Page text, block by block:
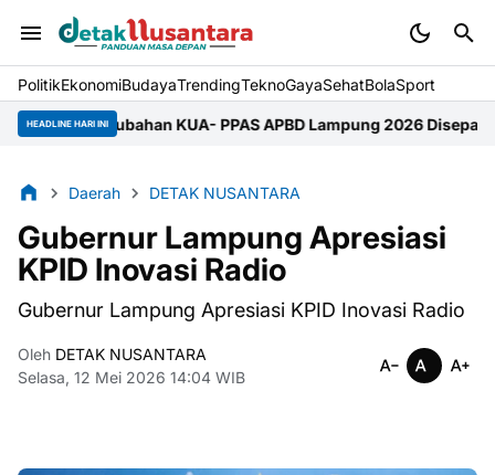
PolitikEkonomiBudayaTrendingTeknoGayaSehatBolaSport
HEADLINE HARI INIKUA- PPAS APBD Lampung 2026 DisepakatiGerakan
Daerah DETAK NUSANTARA
Gubernur Lampung Apresiasi
KPID Inovasi Radio
Gubernur Lampung Apresiasi KPID Inovasi Radio
Oleh DETAK NUSANTARA
Selasa, 12 Mei 2026 14:04 WIB